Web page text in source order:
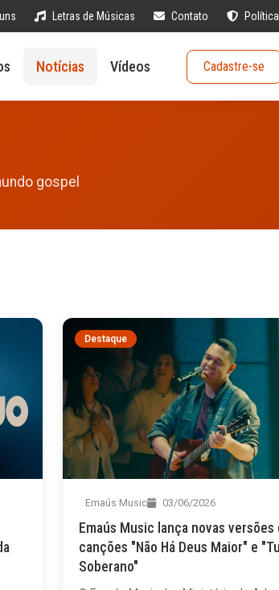
Letras de Músicas Contato
Notícias Vídeos Cadastre-se
gospel
Destaque
Emaús Music 03/06/2026
Emaús Music lança novas versões
canções "Não Há Deus Maior" e
Soberano"